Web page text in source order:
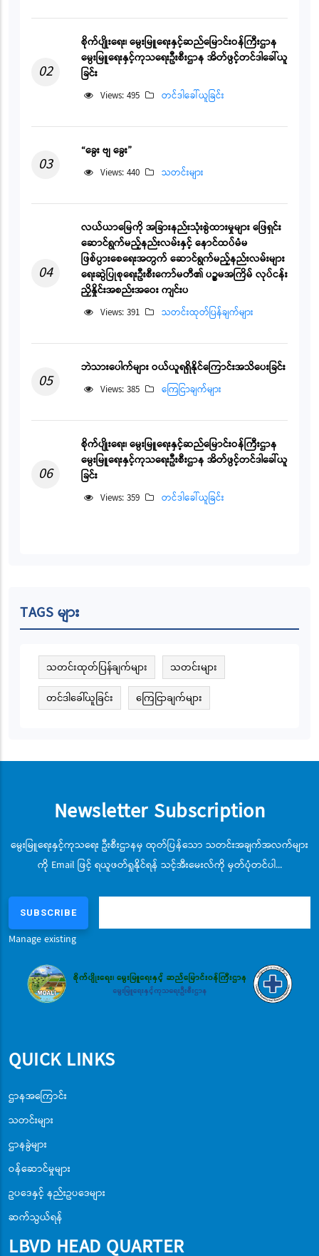
02
စိုက်ပျိုးရေး၊ မွေးမြူရေးနှင့်ဆည်မြောင်းဝန်ကြီးဌာန
မွေးမြူရေးနှင့်ကုသရေးဦးစီးဌာန အိတ်ဖွင့်တင်ဒါခေါ်ယူ
ခြင်း
Views: 495 တင်ဒါခေါ်ယူခြင်း
03
“ခွေး ဗျ ခွေး”
Views: 440 သတင်းများ
04
လယ်ယာမြေကို အခြားနည်းသုံးစွဲထားမှုများ ဖြေရှင်း
ဆောင်ရွက်မည့်နည်းလမ်းနှင့် နောင်ထပ်မံမ
ဖြစ်ပွားစေရေးအတွက် ဆောင်ရွက်မည့်နည်းလမ်းများ
ရေးဆွဲပြုစုရေးဦးစီးကော်မတီ၏ ပဉ္စမအကြိမ် လုပ်ငန်း
ညှိနှိုင်းအစည်းအဝေး ကျင်းပ
Views: 391 သတင်းထုတ်ပြန်ချက်များ
05
ဘဲသားပေါက်များ ဝယ်ယူရရှိနိုင်ကြောင်းအသိပေးခြင်း
Views: 385 ကြေငြာချက်များ
06
စိုက်ပျိုးရေး၊ မွေးမြူရေးနှင့်ဆည်မြောင်းဝန်ကြီးဌာန
မွေးမြူရေးနှင့်ကုသရေးဦးစီးဌာန အိတ်ဖွင့်တင်ဒါခေါ်ယူ
ခြင်း
Views: 359 တင်ဒါခေါ်ယူခြင်း
TAGS များ
သတင်းထုတ်ပြန်ချက်များ သတင်းများ
တင်ဒါခေါ်ယူခြင်း ကြေငြာချက်များ
Newsletter Subscription
မွေးမြူရေးနှင့်ကုသရေး ဦးစီးဌာနမှ ထုတ်ပြန်သော သတင်းအချက်အလက်များ
ကို Email ဖြင့် ရယူဖတ်ရှုနိုင်ရန် သင့်အီးမေးလ်ကို မှတ်ပုံတင်ပါ...
Manage existing
QUICK LINKS
ဌာနအကြောင်း
သတင်းများ
ဌာနခွဲများ
ဝန်ဆောင်မှုများ
ဥပဒေနှင့် နည်းဥပဒေများ
ဆက်သွယ်ရန်
LBVD HEAD QUARTER